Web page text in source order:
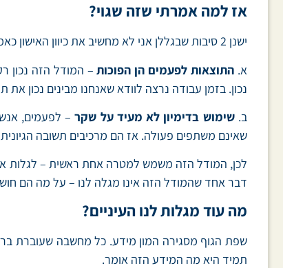
אז למה אמרתי שזה שגוי?
ישנן 2 סיבות שבגללן אני לא מחשיב את כיוון האישון כאמצעי חד משמעי לגילוי שקרנים:
א. התוצאות לפעמים הן הפוכות– המודל הזה נכון
נכון. בזמן עבודה נרצה לוודא שאנחנו מבינים נכון
ב.שימוש בדימיון לא מעיד על שקר– לפעמים,
שאינם משתפים פעולה. אז הם מרכיבים תשובה
לכן, המודל הזה משמש למטרה אחת ראשית – לגלות
דבר אחד שהמודל הזה אינו מגלה לנו – על מה הם
מה עוד מגלות לנו העיניים?
תמיד היא מה המידע הזה אומר.